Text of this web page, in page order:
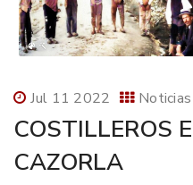
Jul 11 2022 Noticias
COSTILLEROS
CAZORLA